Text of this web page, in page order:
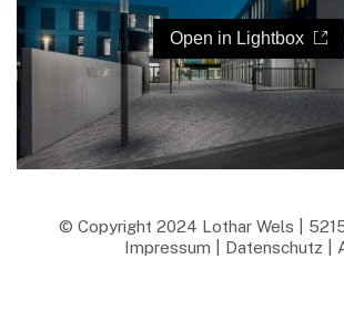
Open in Lightbox
© Copyright 2024 Lothar Wels |
Impressum
Datenschutz